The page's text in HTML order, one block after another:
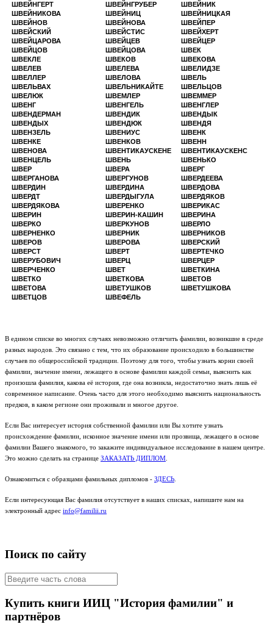
ШВЕЙНГЕРТ
ШВЕЙНГРУБЕР
ШВЕЙНИК
ШВЕЙНИКОВА
ШВЕЙНИЦ
ШВЕЙНИЦКАЯ
ШВЕЙНОВ
ШВЕЙНОВА
ШВЕЙПЕР
ШВЕЙСКИЙ
ШВЕЙСТИС
ШВЕЙХЕРТ
ШВЕЙЦАРОВА
ШВЕЙЦЕВ
ШВЕЙЦЕР
ШВЕЙЦОВ
ШВЕЙЦОВА
ШВЕК
ШВЕКЛЕ
ШВЕКОВ
ШВЕКОВА
ШВЕЛЕВ
ШВЕЛЕВА
ШВЕЛИДЗЕ
ШВЕЛЛЕР
ШВЕЛОВА
ШВЕЛЬ
ШВЕЛЬВАХ
ШВЕЛЬНИКАЙТЕ
ШВЕЛЬЦОВ
ШВЕЛЮК
ШВЕМЛЕР
ШВЕММЕР
ШВЕНГ
ШВЕНГЕЛЬ
ШВЕНГЛЕР
ШВЕНДЕРМАН
ШВЕНДИК
ШВЕНДЫК
ШВЕНДЫХ
ШВЕНДЮК
ШВЕНДЯ
ШВЕНЗЕЛЬ
ШВЕНИУС
ШВЕНК
ШВЕНКЕ
ШВЕНКОВ
ШВЕНН
ШВЕНОВА
ШВЕНТИКАУСКЕНЕ
ШВЕНТИКАУСКЕНС
ШВЕНЦЕЛЬ
ШВЕНЬ
ШВЕНЬКО
ШВЕР
ШВЕРА
ШВЕРГ
ШВЕРГАНОВА
ШВЕРГУНОВ
ШВЕРДЕЕВА
ШВЕРДИН
ШВЕРДИНА
ШВЕРДОВА
ШВЕРДТ
ШВЕРДЫГУЛА
ШВЕРДЯКОВ
ШВЕРДЯКОВА
ШВЕРЕНКО
ШВЕРИКАС
ШВЕРИН
ШВЕРИН-КАШИН
ШВЕРИНА
ШВЕРКО
ШВЕРКУНОВ
ШВЕРЛО
ШВЕРНЕНКО
ШВЕРНИК
ШВЕРНИКОВ
ШВЕРОВ
ШВЕРОВА
ШВЕРСКИЙ
ШВЕРСТ
ШВЕРТ
ШВЕРТЕЧКО
ШВЕРУБОВИЧ
ШВЕРЦ
ШВЕРЦЕР
ШВЕРЧЕНКО
ШВЕТ
ШВЕТКИНА
ШВЕТКО
ШВЕТКОВА
ШВЕТОВ
ШВЕТОВА
ШВЕТУШКОВ
ШВЕТУШКОВА
ШВЕТЦОВ
ШВЕФЕЛЬ
В едином списке во многих случаях невозможно отличить фамилии, возникшие в среде
разных народов. Это связано с тем, что их образование происходило в большинстве
случаев по общероссийской традиции. Поэтому для того, чтобы узнать корни своей
фамилии, значение имени, лежащего в основе фамилии каждой семьи, выяснить как
произошла фамилия, какова её история, где она возникла, недостаточно знать лишь её
современное написание. Очень часто для этого необходимо выяснить национальность
предков, в каком регионе они проживали и многое другое.
Если Вас интересует история собственной фамилии или Вы хотите узнать
происхождение фамилии, исконное значение имени или прозвища, лежащего в основе
фамилии Вашего знакомого, то закажите индивидуальное исследование в нашем центре.
Это можно сделать на странице ЗАКАЗАТЬ ДИПЛОМ
Ознакомиться с образцами фамильных дипломов - ЗДЕСЬ
Если интересующая Вас фамилия отсутствует в наших списках, напишите нам на
электронный адрес info@familii.ru
Поиск по сайту
Купить книги ИИЦ "История фамилии" и
партнёров